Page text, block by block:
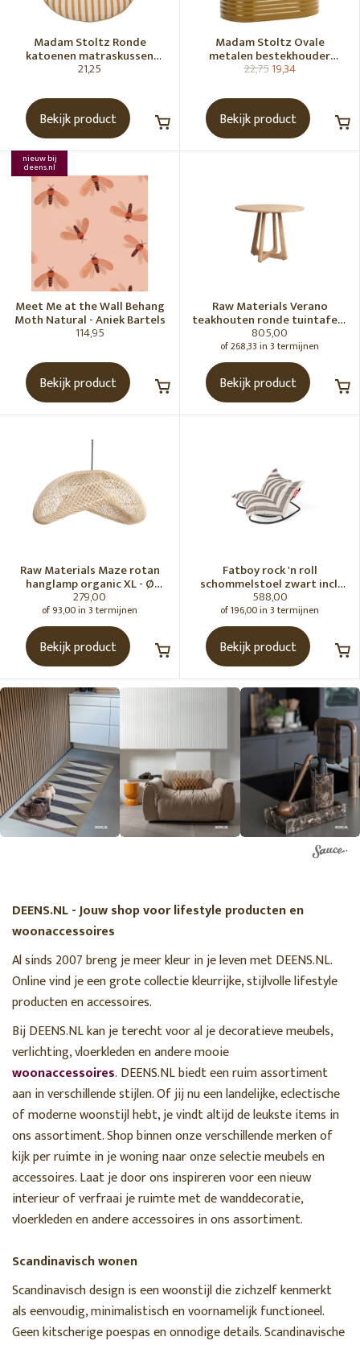
Madam Stoltz Ronde
katoenen matraskussen
Gebroken wit, donkere
21,25
Bekijk product
Madam Stoltz Ovale
metalen bestekhouder
Tapenade
22,7519,34
Bekijk product
nieuw bij
deens.nl
Meet Me at the Wall Behang
Moth Natural - Aniek Bartels
114,95
Bekijk product
Raw Materials Verano
teakhouten ronde tuintafel -
Ø100 cm
805,00
of 268,33 in 3 termijnen
Bekijk product
Raw Materials Maze rotan
hanglamp organic XL - Ø
75x31 cm
279,00
of 93,00 in 3 termijnen
Bekijk product
Fatboy rock 'n roll
schommelstoel zwart incl.
original Outdoor zitzak
Stripe Cacao
588,00
of 196,00 in 3 termijnen
Bekijk product
DEENS.NL - Jouw shop voor lifestyle producten en
woonaccessoires
Al sinds 2007 breng je meer kleur in je leven met DEENS.NL.
Online vind je een grote collectie kleurrijke, stijlvolle lifestyle
producten en accessoires.
Bij DEENS.NL kan je terecht voor al je decoratieve meubels,
verlichting, vloerkleden en andere mooie
woonaccessoires. DEENS.NL biedt een ruim assortiment
aan in verschillende stijlen. Of jij nu een landelijke, eclectische
of moderne woonstijl hebt, je vindt altijd de leukste items in
ons assortiment. Shop binnen onze verschillende merken of
kijk per ruimte in je woning naar onze selectie meubels en
accessoires. Laat je door ons inspireren voor een nieuw
interieur of verfraai je ruimte met de wanddecoratie,
vloerkleden en andere accessoires in ons assortiment.
Scandinavisch wonen
Scandinavisch design is een woonstijl die zichzelf kenmerkt
als eenvoudig, minimalistisch en voornamelijk functioneel.
Geen kitscherige poespas en onnodige details. Scandinavische